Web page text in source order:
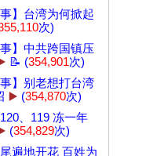
】台湾为何掀起
次)
】中共跨国镇压
📝 (354,901次)
】别老想打台湾
▶️ (354,870次)
、119 冻一年
(354,829次)
遍地开花 百姓为